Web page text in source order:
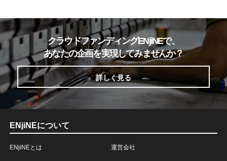
クラウドファンディングENjiNEで、
あなたの企画を実現してみませんか？
詳しく見る
ENjiNEについて
ENjiNEとは 運営会社